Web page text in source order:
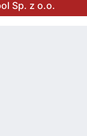
Sp. z o.o.